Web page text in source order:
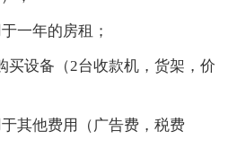
一年的房租；
买设备（2台收款机，货架，价
其他费用（广告费，税费